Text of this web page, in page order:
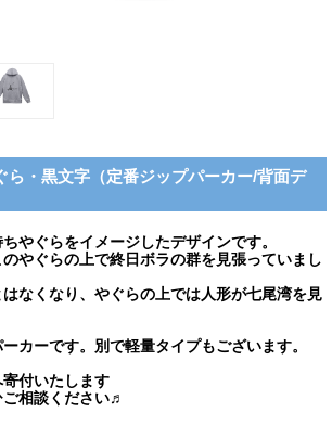
ら・黒文字（定番ジップパーカー/背面デ
やぐらをイメージしたデザインです。
やぐらの上で終日ボラの群を見張っていまし
なくなり、やぐらの上では人形が七尾湾を見
カーです。別で軽量タイプもございます。
付いたします
相談ください♬